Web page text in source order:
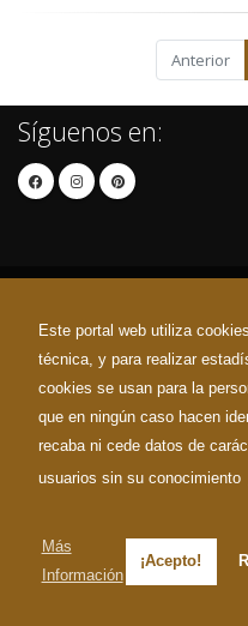
Este portal web utiliza
técnica, y para realizar
cookies se usan para la
que en ningún caso hacen
recaba ni cede datos de
usuarios sin su conocimiento
Más
Información
¡Acepto!
Anterior
Síguenos en:
Contacto
Política de envíos
Política